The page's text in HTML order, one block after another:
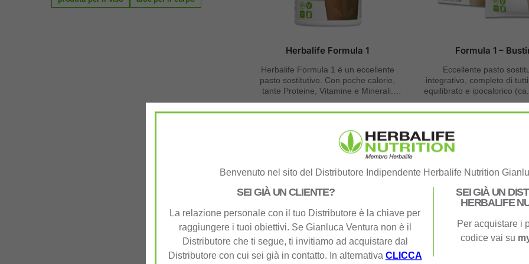
Benvenuto nel sito del Distributore Indipendente Herbalife Nutrition
SEI GIÀ UN CLIENTE?
La relazione personale con il tuo Distributore è la chiave per
raggiungere i tuoi obiettivi. Se Gianluca Ventura non è il
Distributore che ti segue, ti invitiamo ad acquistare dal
Distributore con cui sei già in contatto. In alternativa CLICCA
SEI GIÀ UN
HERBALIFE
Per acquistare i
codice vai su
Herbalife Formula 1
Herbalife Formula 1 è un eccellente
pasto sostitutivo. Con poche calorie,
tante Proteine, Vitamine e Minerali.
Buono e veloce da preparare.
Formula 1 –
Eccellente pasto
integrativo, completo di tutti
equilibrato e ipocalorico (ca.
porzione)
Proteine da aggiungere al